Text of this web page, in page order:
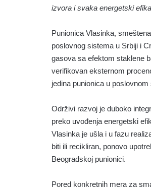
izvora i svaka energetski
Punionica Vlasinka,
poslovnog sistema u Srbiji i
gasova sa efektom staklene
verifikovan eksternom
jedina punionica u
Održivi razvoj je duboko
preko uvođenja energetski
Vlasinka je ušla i u fazu
biti ili recikliran, ponovo
Beogradskoj punionici.
Pored konkretnih mera za